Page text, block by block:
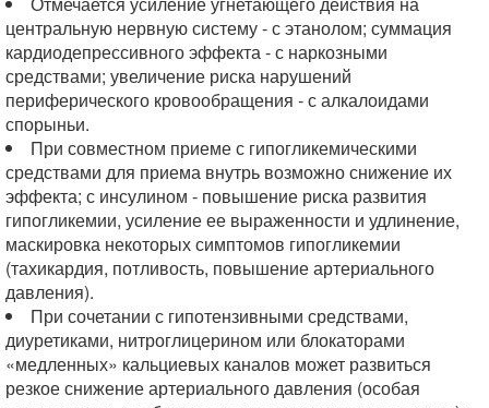
центральную нервную систему - с этанолом; суммация
кардиодепрессивного эффекта - с наркозными
средствами; увеличение риска нарушений
периферического кровообращения - с алкалоидами
спорыньи.
При совместном приеме с гипогликемическими
средствами для приема внутрь возможно снижение их
эффекта; с инсулином - повышение риска развития
гипогликемии, усиление ее выраженности и удлинение,
маскировка некоторых симптомов гипогликемии
(тахикардия, потливость, повышение артериального
давления).
При сочетании с гипотензивными средствами,
диуретиками, нитроглицерином или блокаторами
«медленных» кальциевых каналов может развиться
резкое снижение артериального давления (особая